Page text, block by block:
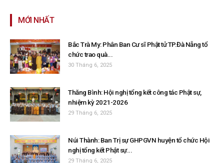
MỚI NHẤT
Bắc Trà My: Phân Ban Cư sĩ Phật tử TP.Đà Nẵng tổ
chức trao quà...
30 Tháng 6, 2025
Thăng Bình: Hội nghị tổng kết công tác Phật sự,
nhiệm kỳ 2021-2026
29 Tháng 6, 2025
Núi Thành: Ban Trị sự GHPGVN huyện tổ chức Hội
nghị tổng kết Phật sự...
29 Tháng 6, 2025